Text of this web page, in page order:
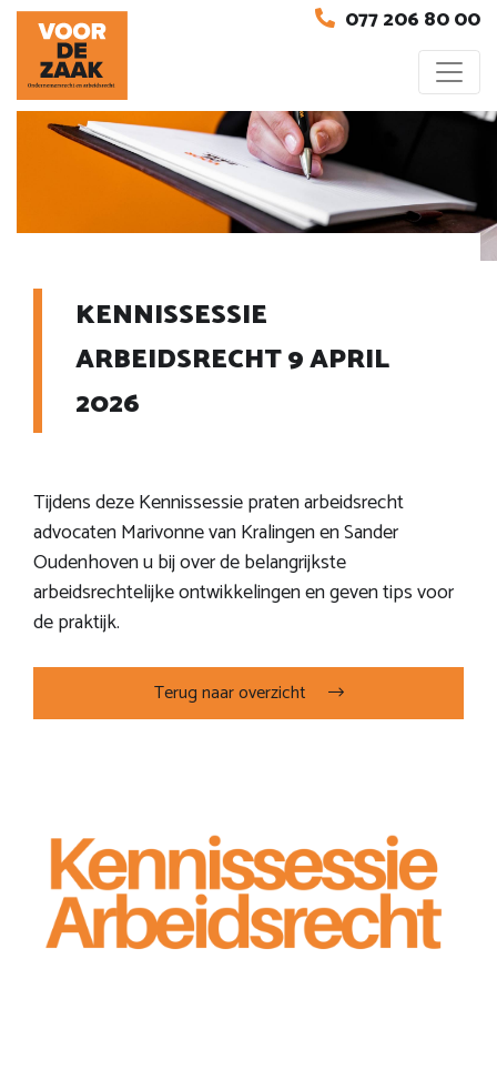
077 206 80 00
KENNISSESSIE
ARBEIDSRECHT 9 APRIL
2026
Tijdens deze Kennissessie praten arbeidsrecht
advocatenMarivonne van KralingenenSander
Oudenhovenu bij over de belangrijkste
arbeidsrechtelijke ontwikkelingen en geven tips voor
de praktijk.
Terug naar overzicht